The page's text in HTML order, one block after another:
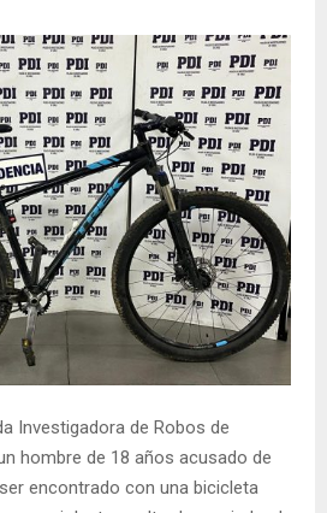
Investigadora de Robos de
hombre de 18 años acusado de
encontrado con una bicicleta